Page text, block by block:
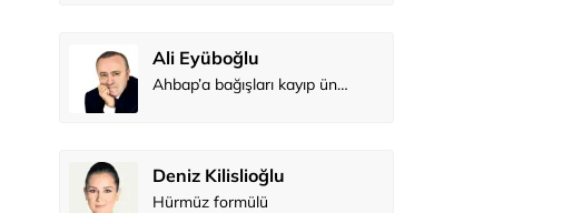
Ali Eyüboğlu
Ahbap’a bağışları kayıp ünlüler var
Deniz Kilislioğlu
Hürmüz formülü